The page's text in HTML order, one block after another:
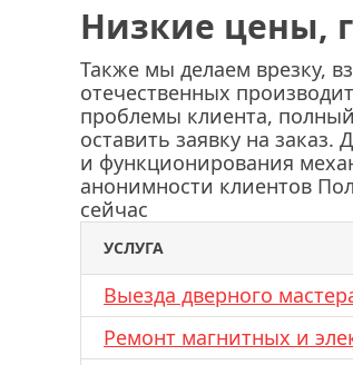
Низкие цены,
Также мы делаем врезку,
отечественных
проблемы клиента,
оставить заявку на
и функционирования
анонимности клиентов
сейчас
УСЛУГА
Выезда дверного
Ремонт магнитных и